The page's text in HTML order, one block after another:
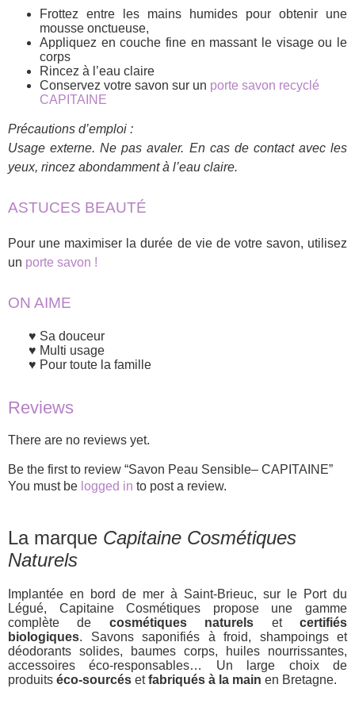
Frottez entre les mains humides pour obtenir une
mousse onctueuse,
Appliquez en couche fine en massant le visage ou le
corps
Rincez à l’eau claire
Conservez votre savon sur un porte savon recyclé
CAPITAINE
Précautions d’emploi :
Usage externe. Ne pas avaler. En cas de contact avec les
yeux, rincez abondamment à l’eau claire.
ASTUCES BEAUTÉ
Pour une maximiser la durée de vie de votre savon, utilisez
un porte savon !
ON AIME
Sa douceur
Multi usage
Pour toute la famille
Reviews
There are no reviews yet.
Be the first to review “Savon Peau Sensible– CAPITAINE”
You must be logged in to post a review.
La marque Capitaine Cosmétiques
Naturels
Implantée en bord de mer à Saint-Brieuc, sur le Port du
Légué, Capitaine Cosmétiques propose une gamme
complète de cosmétiques naturels etcertifiés
biologiques. Savons saponifiés à froid, shampoings et
déodorants solides, baumes corps, huiles nourrissantes,
accessoires éco-responsables… Un large choix de
produits éco-sourcés etfabriqués à la main en Bretagne.